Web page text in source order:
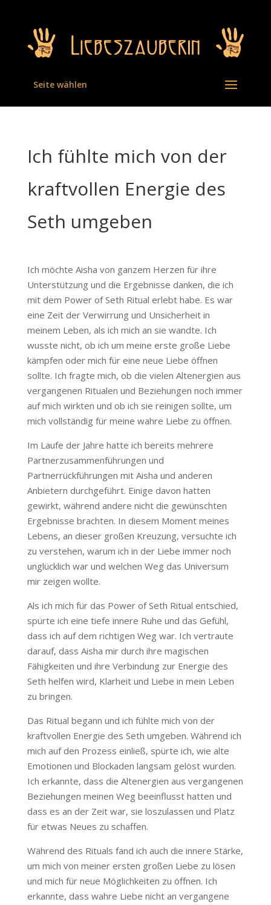
Seite wählen
Ich fühlte mich von der
kraftvollen Energie des
Seth umgeben
Ich möchte Aisha von ganzem Herzen für ihre
Unterstützung und die Ergebnisse danken, die ich
mit dem Power of Seth Ritual erlebt habe. Es war
eine Zeit der Verwirrung und Unsicherheit in
meinem Leben, als ich mich an sie wandte. Ich
wusste nicht, ob ich um meine erste große Liebe
kämpfen oder mich für eine neue Liebe öffnen
sollte. Ich fragte mich, ob die vielen Altenergien aus
vergangenen Ritualen und Beziehungen noch immer
auf mich wirkten und ob ich sie reinigen sollte, um
mich vollständig für meine wahre Liebe zu öffnen.
Im Laufe der Jahre hatte ich bereits mehrere
Partnerzusammenführungen und
Partnerrückführungen mit Aisha und anderen
Anbietern durchgeführt. Einige davon hatten
gewirkt, während andere nicht die gewünschten
Ergebnisse brachten. In diesem Moment meines
Lebens, an dieser großen Kreuzung, versuchte ich
zu verstehen, warum ich in der Liebe immer noch
unglücklich war und welchen Weg das Universum
mir zeigen wollte.
Als ich mich für das Power of Seth Ritual entschied,
spürte ich eine tiefe innere Ruhe und das Gefühl,
dass ich auf dem richtigen Weg war. Ich vertraute
darauf, dass Aisha mir durch ihre magischen
Fähigkeiten und ihre Verbindung zur Energie des
Seth helfen wird, Klarheit und Liebe in mein Leben
zu bringen.
Das Ritual begann und ich fühlte mich von der
kraftvollen Energie des Seth umgeben. Während ich
mich auf den Prozess einließ, spürte ich, wie alte
Emotionen und Blockaden langsam gelöst wurden.
Ich erkannte, dass die Altenergien aus vergangenen
Beziehungen meinen Weg beeinflusst hatten und
dass es an der Zeit war, sie loszulassen und Platz
für etwas Neues zu schaffen.
Während des Rituals fand ich auch die innere Stärke,
um mich von meiner ersten großen Liebe zu lösen
und mich für neue Möglichkeiten zu öffnen. Ich
erkannte, dass wahre Liebe nicht an vergangene